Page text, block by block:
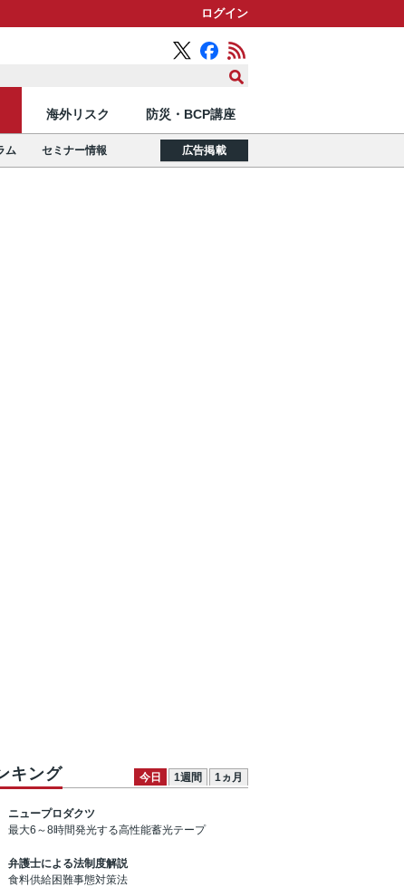
ログイン
海外リスク 防災・BCP講座
ム セミナー情報 広告掲載
キング 今日 1週間 1ヵ月
ニュープロダクツ
最大6～8時間発光する高性能蓄光テープ
弁護士による法制度解説
食料供給困難事態対策法